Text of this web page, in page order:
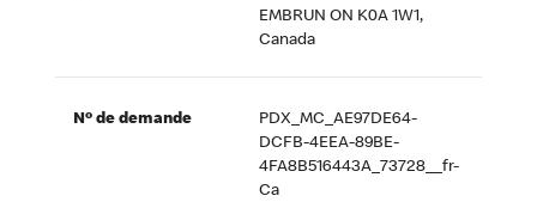
EMBRUN ON K0A 1W1,
Canada
Nº de demande
PDX_MC_AE97DE64-
DCFB-4EEA-89BE-
4FA8B516443A_73728__fr-
Ca